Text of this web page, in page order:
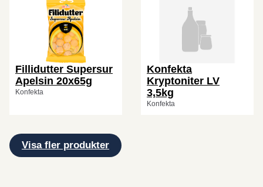
Fillidutter Supersur
Apelsin 20x65g
Konfekta
Konfekta
Kryptoniter LV
3,5kg
Konfekta
Visa fler produkter